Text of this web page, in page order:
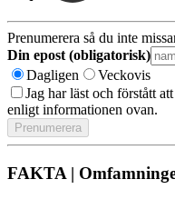
Prenumerera så du inte
Din epost (obligatorisk)
Dagligen
Veckovis
Jag har läst och förstått
enligt informationen ovan.
FAKTA |